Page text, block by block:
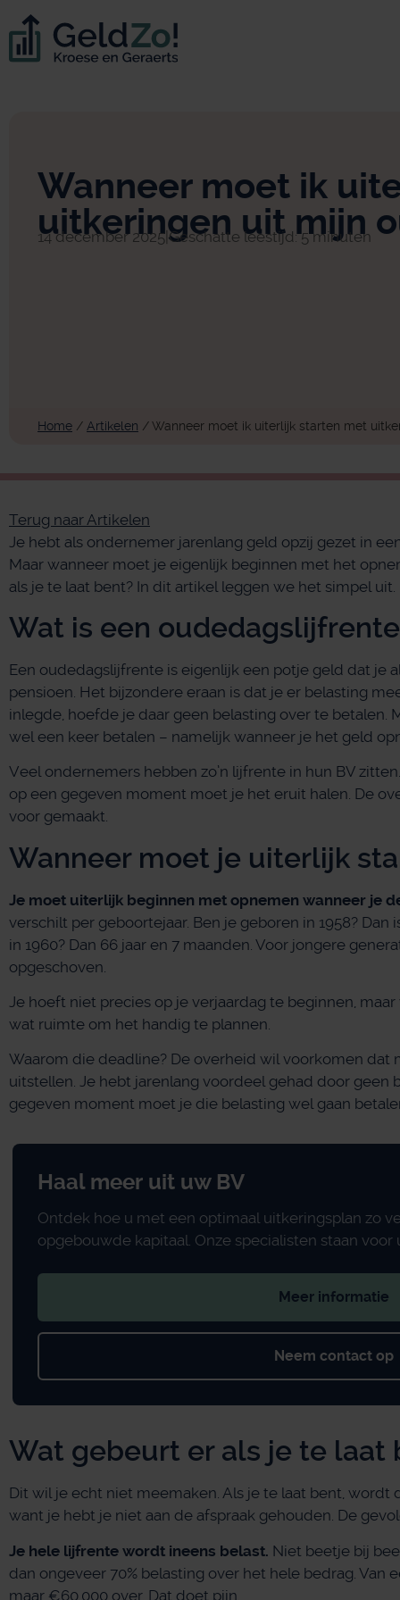
Wanneer moet ik
uitkeringen uit mijn
14 december 2025 Geschatte leestijd: 5 minuten
Home / Artikelen /Wanneer moet ik uiterlijk starten met
Terug naar Artikelen
Je hebt als ondernemer jarenlang geld opzij gezet in
Maar wanneer moet je eigenlijk beginnen met het
als je te laat bent? In dit artikel leggen we het simpel uit.
Wat is een
Een oudedagslijfrente is eigenlijk een potje geld dat je
pensioen. Het bijzondere eraan is dat je er belasting
inlegde, hoefde je daar geen belasting over te betalen.
wel een keer betalen – namelijk wanneer je het geld
Veel ondernemers hebben zo’n lijfrente in hun BV
op een gegeven moment moet je het eruit halen. De
voor gemaakt.
Wanneer moet je uiterlijk
Je moet uiterlijk beginnen met opnemen wanneer je
verschilt per geboortejaar. Ben je geboren in 1958? Dan
in 1960? Dan 66 jaar en 7 maanden. Voor jongere
opgeschoven.
Je hoeft niet precies op je verjaardag te beginnen,
wat ruimte om het handig te plannen.
Waarom die deadline? De overheid wil voorkomen dat
uitstellen. Je hebt jarenlang voordeel gehad door geen
gegeven moment moet je die belasting wel gaan
Haal meer uit uw BV
Ontdek hoe u met een optimaal uitkeringsplan zo
opgebouwde kapitaal. Onze specialisten staan voor
Meer informatie
Neem contact op
Wat gebeurt er als je te laat
Dit wil je echt niet meemaken. Als je te laat bent, wordt
want je hebt je niet aan de afspraak gehouden. De
Je hele lijfrente wordt ineens belast. Niet beetje bij
dan ongeveer 70% belasting over het hele bedrag. Van
maar €60.000 over. Dat doet pijn.